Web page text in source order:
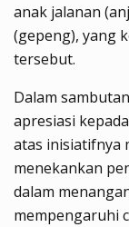
anak jalanan
(gepeng), yang
tersebut.
Dalam
apresiasi
atas inisiatifnya
menekankan
dalam
mempengaruhi